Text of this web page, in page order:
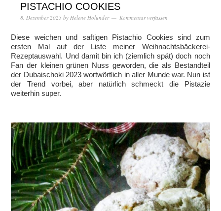
PISTACHIO COOKIES
8. Dezember 2025 by Helene Holunder Kommentar verfassen
Diese weichen und saftigen Pistachio Cookies sind zum
ersten Mal auf der Liste meiner Weihnachtsbäckerei-
Rezeptauswahl. Und damit bin ich (ziemlich spät) doch noch
Fan der kleinen grünen Nuss geworden, die als Bestandteil
der Dubaischoki 2023 wortwörtlich in aller Munde war. Nun ist
der Trend vorbei, aber natürlich schmeckt die Pistazie
weiterhin super.